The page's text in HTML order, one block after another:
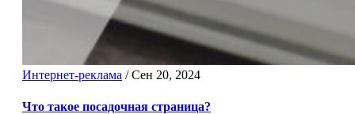
Интернет-реклама /Сен 20, 2024
Что такое посадочная страница?